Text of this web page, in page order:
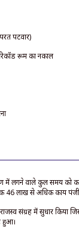
पटवार)
रूम का नकाल
में लगने वाले कुल समय को
46 लाख से अधिक कार्य
संग्रह में सुधार किया
हुआ।